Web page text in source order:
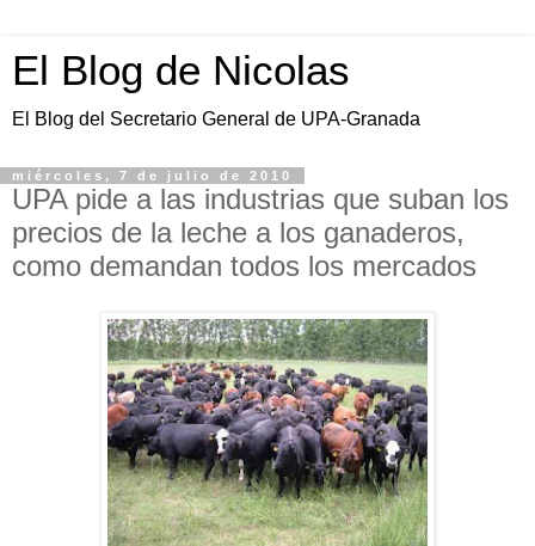
El Blog de Nicolas
El Blog del Secretario General de UPA-Granada
miércoles, 7 de julio de 2010
UPA pide a las industrias que suban los
precios de la leche a los ganaderos,
como demandan todos los mercados